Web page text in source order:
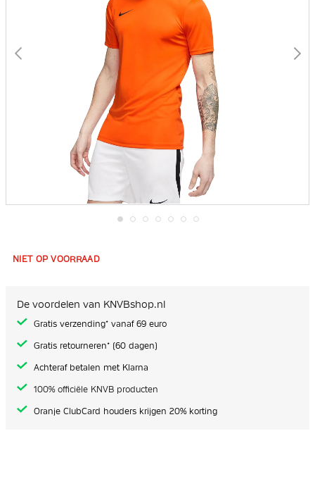
het
afbeeldingen-
gallerij
NIET OP VOORRAAD
De voordelen van KNVBshop.nl
Gratis verzending* vanaf 69 euro
Gratis retourneren* (60 dagen)
Achteraf betalen met Klarna
100% officiële KNVB producten
Oranje ClubCard houders krijgen 20% korting